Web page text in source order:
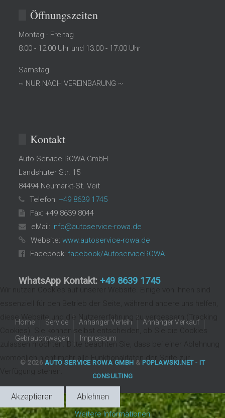
Öffnungszeiten
Montag - Freitag
8:00 - 12:00 Uhr und 13:00 - 17:00 Uhr
Samstag
~ NUR NACH VEREINBARUNG ~
Kontakt
Auto Service ROWA GmbH
Landshuter Str. 15
84494 Neumarkt-St. Veit
Telefon: +49 8639 1745
Fax: +49 8639 8044
eMail: info@autoservice-rowa.de
Website: www.autoservice-rowa.de
Facebook: facebook/AutoserviceROWA
WhatsApp Kontakt: +49 8639 1745
Home Service Anhänger Verleih
Anhänger Verkauf
Gebrauchtwagen
Impressum
© 2026 AUTO SERVICE ROWA GMBH & POPLAWSKI.NET - IT
CONSULTING
diese Website und die Nutzererfahrung zu verbessern (Tracking
Cookies). Sie können selbst entscheiden, ob Sie die Cookies
zulassen möchten. Bitte beachten Sie, dass bei einer Ablehnung
womöglich nicht mehr alle Funktionalitäten der Seite zur
Akzeptieren Ablehnen
Weitere Informationen